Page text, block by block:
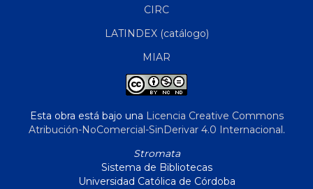
CIRC
LATINDEX (catálogo)
MIAR
Esta obra está bajo una Licencia Creative Commons
Atribución-NoComercial-SinDerivar 4.0 Internacional.
Stromata
Sistema de Bibliotecas
Universidad Católica de Córdoba